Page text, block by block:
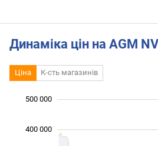
Динаміка цін на AGM
Ціна К-сть магазинів
400 000
500 000